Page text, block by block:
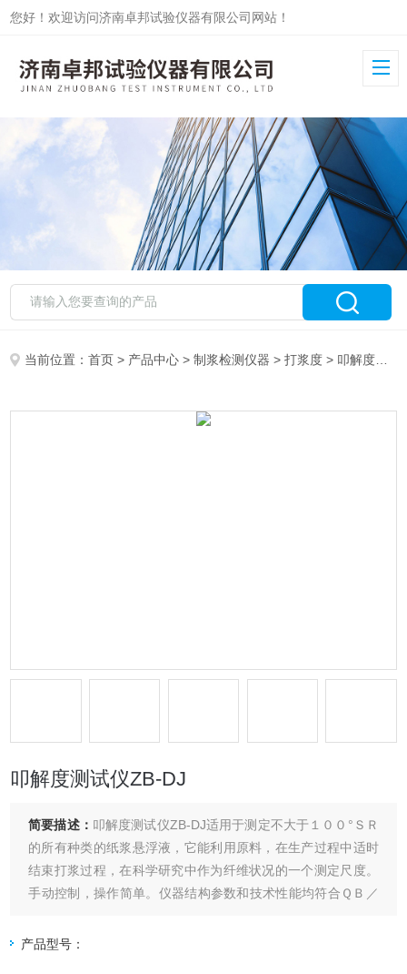
您好！欢迎访问济南卓邦试验仪器有限公司网站！
当前位置：首页 > 产品中心 >制浆检测仪器 >打浆度 > 叩解度测试仪ZB-DJ
叩解度测试仪ZB-DJ
简要描述： 叩解度测试仪ZB-DJ适用于测定不大于１００°ＳＲ
的所有种类的纸浆悬浮液，它能利用原料，在生产过程中适时
结束打浆过程，在科学研究中作为纤维状况的一个测定尺度。
手动控制，操作简单。仪器结构参数和技术性能均符合ＱＢ／
１９８２《浆料打浆度的测定法（肖伯尔－瑞格勒法）》等有
产品型号：